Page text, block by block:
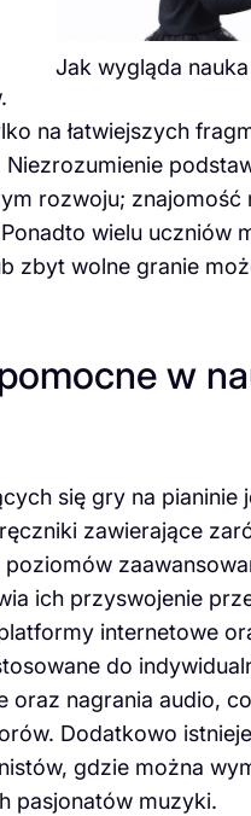
Jak wygląda
na łatwiejszych
rozwoju; znajomość
wielu uczniów
wolne granie
w
się gry na pianinie
zawierające
ich przyswojenie
internetowe
do
oraz nagrania audio,
Dodatkowo
gdzie można
pasjonatów muzyki.